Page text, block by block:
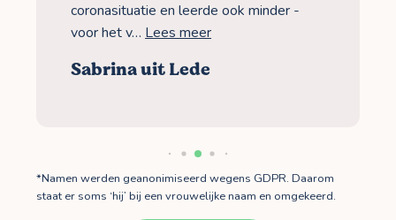
coronasituatie en leerde ook minder -
voor het v…Lees meer
Sabrina uit Lede
*Namen werden geanonimiseerd wegens GDPR. Daarom
staat er soms ‘hij’ bij een vrouwelijke naam en omgekeerd.